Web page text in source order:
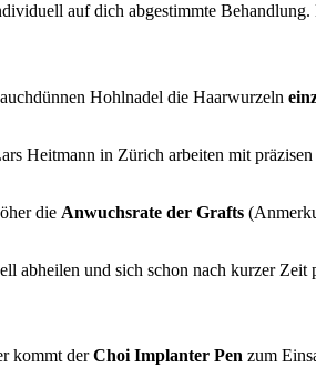
auf dich abgestimmte
Hohlnadel die Haarwurzeln
Heitmann in Zürich arbeiten mit
die Anwuchsrate der Grafts
abheilen und sich schon nach kurzer Zeit
kommt derChoi Implanter Pen zum